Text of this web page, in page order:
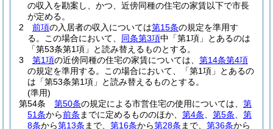
の収入を勘案し、かつ、近傍同種の住宅の家賃以下で市長
が定める。
2
前項の入居者の収入については第15条の規定を準用す
る。
この場合において、 同条第3項中「第1項」とあるのは
「第53条第1項」と読み替えるものとする。
3
第1項の近傍同種の住宅の家賃については、 第14条第4項
の規定を準用する。
この場合において、「第1項」とあるの
は「第53条第1項」と読み替えるものとする。
(準用)
第54条
第50条の規定による市営住宅の使用については、 第
51条から前条 までに定めるもののほか、 第4条 第5条
第
8条から第13条 まで、 第16条から第28条 まで、 第36条から